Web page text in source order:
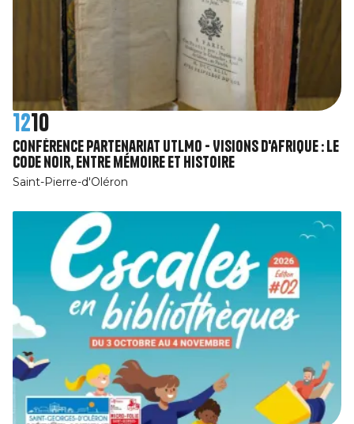
1210
Conférence partenariat UTLMO - Visions d'Afrique : Le
code noir, entre mémoire et histoire
Saint-Pierre-d'Oléron